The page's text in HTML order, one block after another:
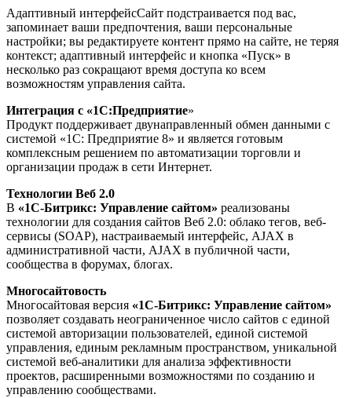
Адаптивный интерфейсСайт подстраивается под вас,
запоминает ваши предпочтения, ваши персональные
настройки; вы редактируете контент прямо на сайте, не теряя
контекст; адаптивный интерфейс и кнопка «Пуск» в
несколько раз сокращают время доступа ко всем
возможностям управления сайта.
Интеграция с «1С:Предприятие»
Продукт поддерживает двунаправленный обмен данными с
системой «1С: Предприятие 8» и является готовым
комплексным решением по автоматизации торговли и
организации продаж в сети Интернет.
Технологии Веб 2.0
В «1С-Битрикс: Управление сайтом» реализованы
технологии для создания сайтов Веб 2.0: облако тегов, веб-
сервисы (SOAP), настраиваемый интерфейс, AJAX в
административной части, AJAX в публичной части,
сообщества в форумах, блогах.
Многосайтовость
Многосайтовая версия «1С-Битрикс: Управление сайтом»
позволяет создавать неограниченное число сайтов с единой
системой авторизации пользователей, единой системой
управления, единым рекламным пространством, уникальной
системой веб-аналитики для анализа эффективности
проектов, расширенными возможностями по созданию и
управлению сообществами.